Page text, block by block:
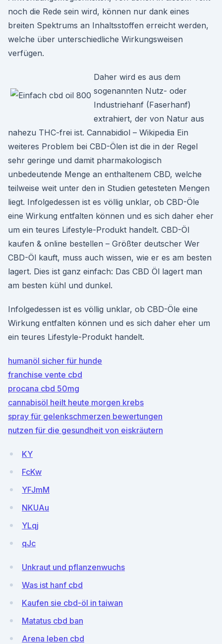
noch die Rede sein wird, können nur dank eines
breiten Spektrums an Inhaltsstoffen erreicht werden,
welche über unterschiedliche Wirkungsweisen
verfügen.
Daher wird es aus dem
sogenannten Nutz- oder
Industriehanf (Faserhanf)
extrahiert, der von Natur aus
nahezu THC-frei ist. Cannabidiol – Wikipedia Ein
weiteres Problem bei CBD-Ölen ist die in der Regel
sehr geringe und damit pharmakologisch
unbedeutende Menge an enthaltenem CBD, welche
teilweise weit unter den in Studien getesteten Mengen
liegt. Infolgedessen ist es völlig unklar, ob CBD-Öle
eine Wirkung entfalten können und es sich daher eher
um ein teures Lifestyle-Produkt handelt. CBD-Öl
kaufen & online bestellen – Größter deutscher Wer
CBD-Öl kauft, muss auch wissen, wie er es am besten
lagert. Dies ist ganz einfach: Das CBD Öl lagert man
am besten kühl und dunkel.
Infolgedessen ist es völlig unklar, ob CBD-Öle eine
Wirkung entfalten können und es sich daher eher um
ein teures Lifestyle-Produkt handelt.
humanöl sicher für hunde
franchise vente cbd
procana cbd 50mg
cannabisöl heilt heute morgen krebs
spray für gelenkschmerzen bewertungen
nutzen für die gesundheit von eiskräutern
KY
FcKw
YFJmM
NKUAu
YLqj
qJc
Unkraut und pflanzenwuchs
Was ist hanf cbd
Kaufen sie cbd-öl in taiwan
Matatus cbd ban
Arena leben cbd